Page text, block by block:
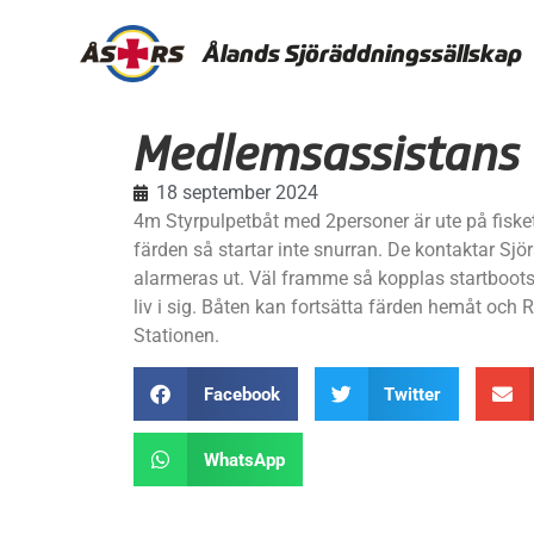
Ålands Sjöräddningssällskap
Medlemsassistans
18 september 2024
4m Styrpulpetbåt med 2personer är ute på
färden så startar inte snurran. De kontaktar
alarmeras ut. Väl framme så kopplas
liv i sig. Båten kan fortsätta färden hemåt och
Stationen.
Facebook Twitter
WhatsApp